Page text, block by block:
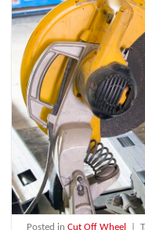
Posted inCut Off Wheel